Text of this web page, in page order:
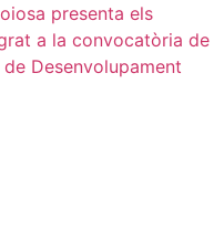
presenta els
a la convocatòria de
Desenvolupament